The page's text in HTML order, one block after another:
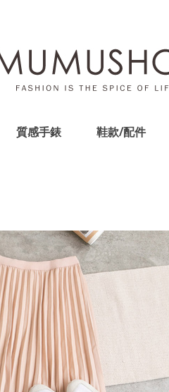
質感手錶 鞋款/配件